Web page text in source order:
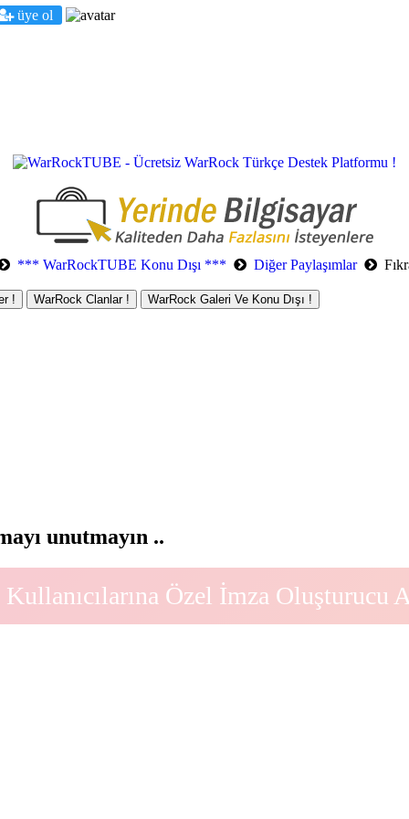
üye ol
*** WarRockTUBE Konu Dışı *** Diğer Paylaşımlar
! WarRock Clanlar ! WarRock Galeri Ve Konu Dışı !
unutmayın ..
Kullanıcılarına Özel İmza